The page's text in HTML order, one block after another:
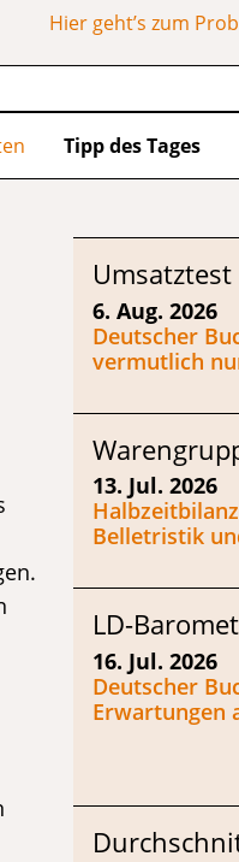
Hier geht’s zum
Tipp des Tages
Umsatztest
6. Aug. 2026
Deutscher
vermutlich
13. Jul. 2026
Belletristik
LD-
16. Jul. 2026
Deutscher
Erwartungen